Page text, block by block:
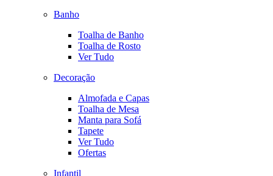
Banho
Toalha de Banho
Toalha de Rosto
Ver Tudo
Decoração
Almofada e Capas
Toalha de Mesa
Manta para Sofá
Tapete
Ver Tudo
Ofertas
Infantil